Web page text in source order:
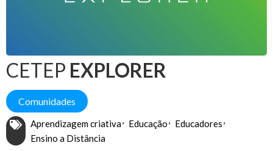
CETEP EXPLORER
Comunidades
Aprendizagem criativa Educação
Educadores
Ensino a Distância